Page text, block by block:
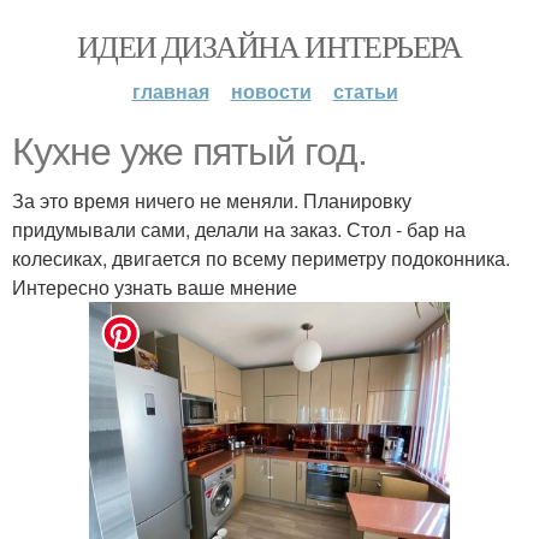
ИДЕИ ДИЗАЙНА ИНТЕРЬЕРА
главная новости статьи
Кухне уже пятый год.
За это время ничего не меняли. Планировку
придумывали сами, делали на заказ. Стол - бар на
колесиках, двигается по всему периметру подоконника.
Интересно узнать ваше мнение